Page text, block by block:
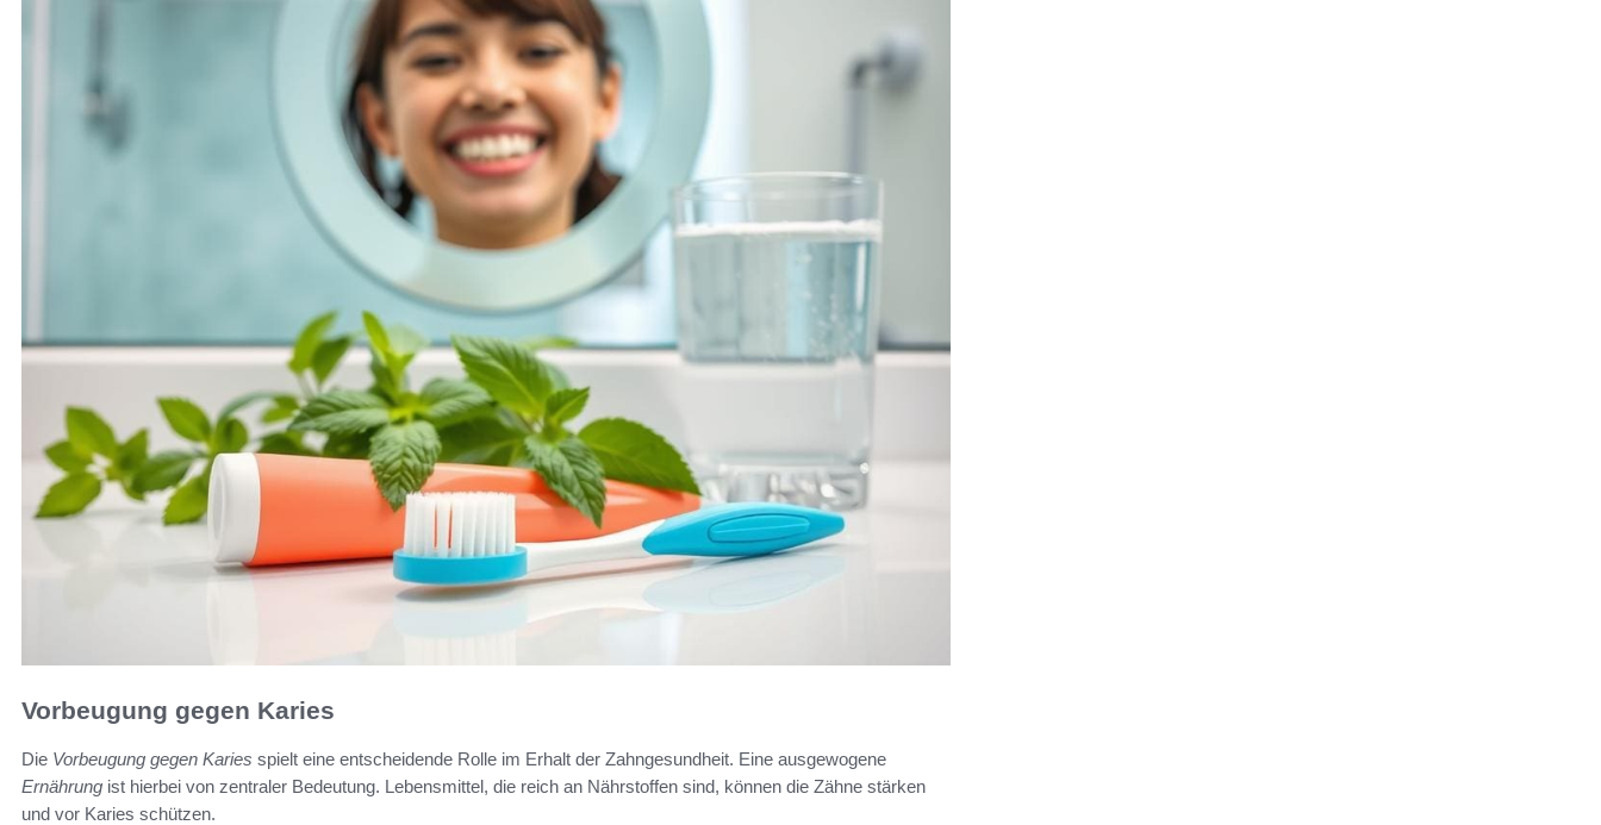
Vorbeugung gegen Karies
Die Vorbeugung gegen Karies spielt eine entscheidende Rolle im Erhalt der Zahngesundheit. Eine ausgewogene
Ernährung ist hierbei von zentraler Bedeutung. Lebensmittel, die reich an Nährstoffen sind, können die Zähne stärken
und vor Karies schützen.